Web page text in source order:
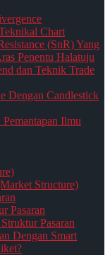
Chart
(SnR) Yang
Penentu Halatuju
dan Teknik Trade
Dengan Candlestick
Ilmu
Structure)
Pasaran
Pasaran
Dengan Smart